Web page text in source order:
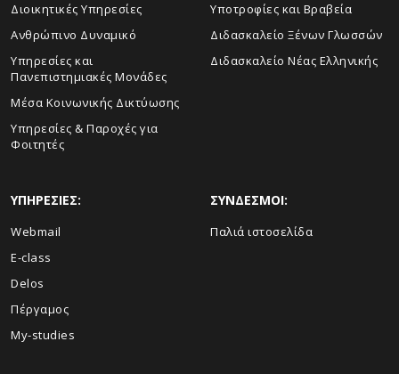
Διοικητικές Υπηρεσίες
Ανθρώπινο Δυναμικό
Yπηρεσίες και
Πανεπιστημιακές Μονάδες
Μέσα Κοινωνικής Δικτύωσης
Υπηρεσίες & Παροχές για
Φοιτητές
Υποτροφίες και Βραβεία
Διδασκαλείο Ξένων Γλωσσών
Διδασκαλείο Νέας Ελληνικής
ΥΠΗΡΕΣΙΕΣ:
Webmail
E-class
Delos
Πέργαμος
My-studies
ΣΥΝΔΕΣΜΟΙ:
Παλιά ιστοσελίδα